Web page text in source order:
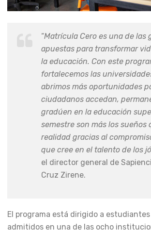
“Matrícula Cero es una de las
apuestas para transformar
la educación. Con este
fortalecemos las
abrimos más oportunidades
ciudadanos accedan,
gradúen en la educación
semestre son más los sueños
realidad gracias al
que cree en el talento de los
el director general de
Cruz Zirene.
El programa está dirigido a
admitidos en una de las ocho